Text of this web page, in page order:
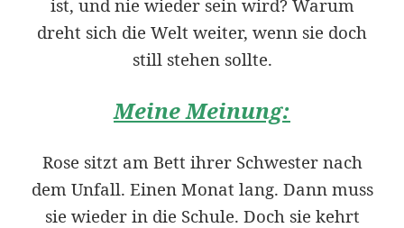
ist, und nie wieder sein wird? Warum
dreht sich die Welt weiter, wenn sie doch
still stehen sollte.
Meine Meinung:
Rose sitzt am Bett ihrer Schwester nach
dem Unfall. Einen Monat lang. Dann muss
sie wieder in die Schule. Doch sie kehrt